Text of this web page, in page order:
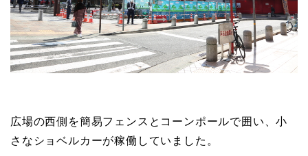
広場の西側を簡易フェンスとコーンポールで囲い、小
さなショベルカーが稼働していました。